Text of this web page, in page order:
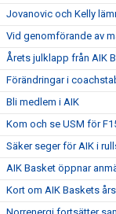
Jovanovic och Kelly
Vid genomförande av
Årets julklapp från AIK
Förändringar i
Bli medlem i AIK
Kom och se USM för
Säker seger för AIK i
AIK Basket öppnar
Kort om AIK Baskets